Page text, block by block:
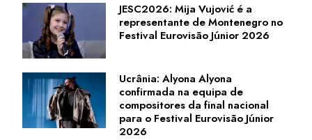
JESC2026: Mija Vujović é a
representante de Montenegro no
Festival Eurovisão Júnior 2026
Ucrânia: Alyona Alyona
confirmada na equipa de
compositores da final nacional
para o Festival Eurovisão Júnior
2026